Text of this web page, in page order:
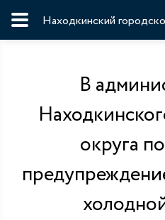
Находкинский
В
округа